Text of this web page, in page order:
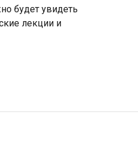
будет увидеть
лекции и